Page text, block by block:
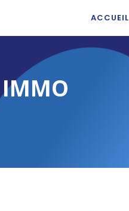
ACCUEIL
IMMO